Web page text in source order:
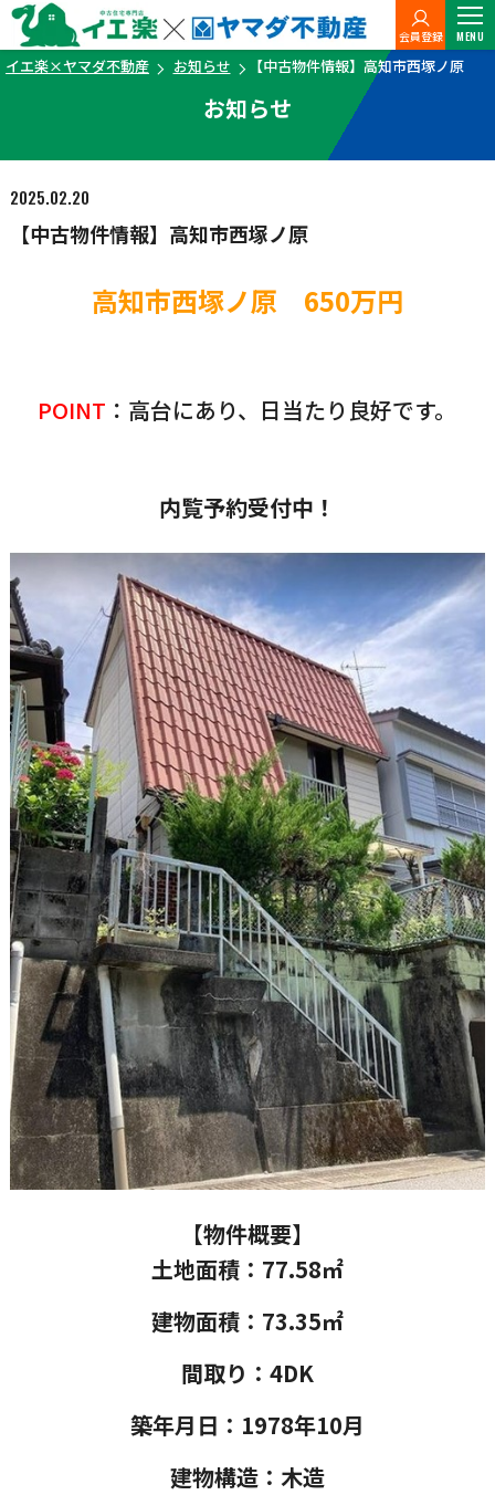
会員登録 MENU
イエ楽×ヤマダ不動産 お知らせ 【中古物件情報】高知市西塚ノ原
お知らせ
2025.02.20
【中古物件情報】高知市西塚ノ原
高知市西塚ノ原 650万円
POINT ：高台にあり、日当たり良好です。
内覧予約受付中！
【物件概要】
土地面積：77.58㎡
建物面積：73.35㎡
間取り：4DK
築年月日：1978年10月
建物構造：木造